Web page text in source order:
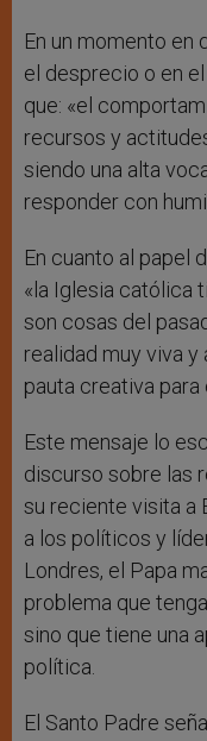
En un momento en
el desprecio o en
que: «el
recursos y
siendo una alta
responder con
En cuanto al papel
«la Iglesia católica
son cosas del
realidad muy viva
pauta creativa para
Este mensaje lo
discurso sobre las
su reciente visita a
a los políticos y
Londres, el Papa
problema que
sino que tiene una
política.
El Santo Padre